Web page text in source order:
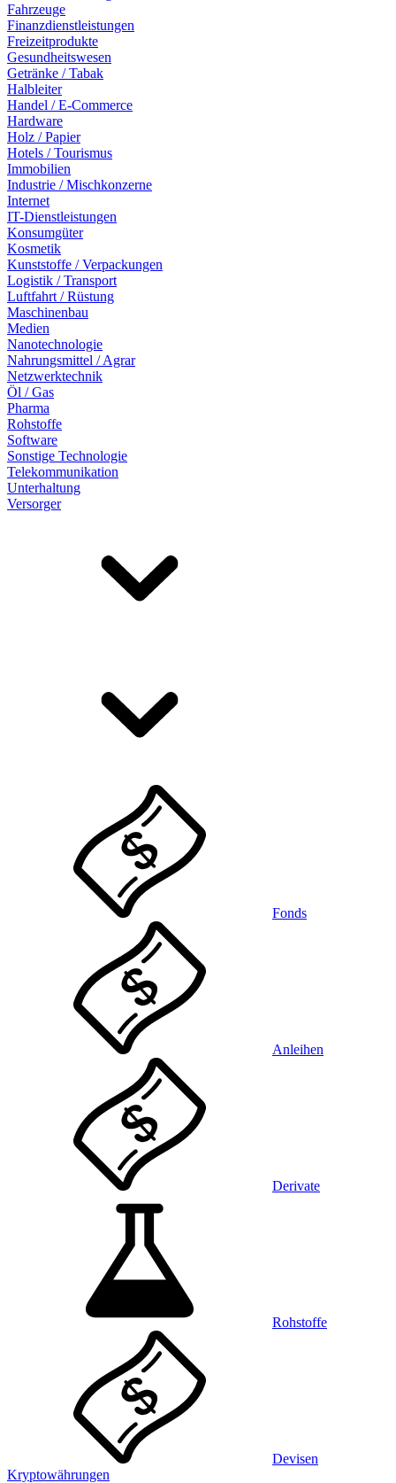
Fahrzeuge
Finanzdienstleistungen
Freizeitprodukte
Gesundheitswesen
Getränke / Tabak
Halbleiter
Handel / E-Commerce
Hardware
Holz / Papier
Hotels / Tourismus
Immobilien
Industrie / Mischkonzerne
Internet
IT-Dienstleistungen
Konsumgüter
Kosmetik
Kunststoffe / Verpackungen
Logistik / Transport
Luftfahrt / Rüstung
Maschinenbau
Medien
Nanotechnologie
Nahrungsmittel / Agrar
Netzwerktechnik
Öl / Gas
Pharma
Rohstoffe
Software
Sonstige Technologie
Telekommunikation
Unterhaltung
Versorger
Fonds
Anleihen
Derivate
Rohstoffe
Devisen
Kryptowährungen